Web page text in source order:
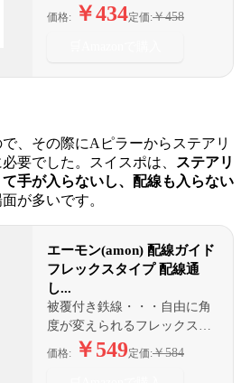
価格: ￥434定価:￥458
、その際にAピラーからステアリ
要でした。スイスポは、
ステアリ
手が入らないし、配線も入らない
が多いです。
エーモン(amon) 配線ガイド
フレックスタイプ 配線通
し...
被覆付き鉄線・・・自由に角
度が変えられるフレックス素
材採用
価格: ￥549定価:￥584